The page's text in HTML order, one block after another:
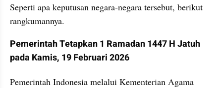
Seperti apa keputusan negara-negara tersebut, berikut
rangkumannya.
Pemerintah Tetapkan 1 Ramadan 1447 H Jatuh
pada Kamis, 19 Februari 2026
Pemerintah Indonesia melalui Kementerian Agama